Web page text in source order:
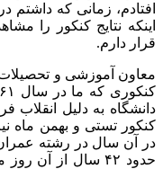
افتادم، زمانی که داشتم
اینکه نتایج کنکور را
قرار دارم.
معاون آموزشی و تحصیلات
دانشگاه به دلیل
کنکور تستی و بهمن ماه
در آن سال در رشته عمران
حدود ۴۲ سال از آن